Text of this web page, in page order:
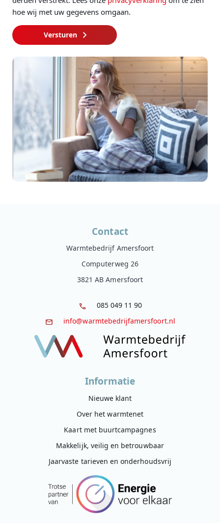
e
r
e
s
hoe wij met uw gegevens omgaan.
Versturen
Contact
Warmtebedrijf Amersfoort
Computerweg 26
3821 AB Amersfoort
085 049 11 90
info@warmtebedrijfamersfoort.nl
Informatie
Nieuwe klant
Over het warmtenet
Kaart met buurtcampagnes
Makkelijk, veilig en betrouwbaar
Jaarvaste tarieven en onderhoudsvrij